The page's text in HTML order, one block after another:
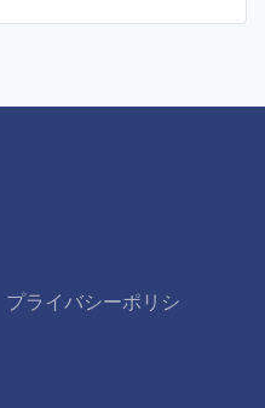
プライバシーポリシ